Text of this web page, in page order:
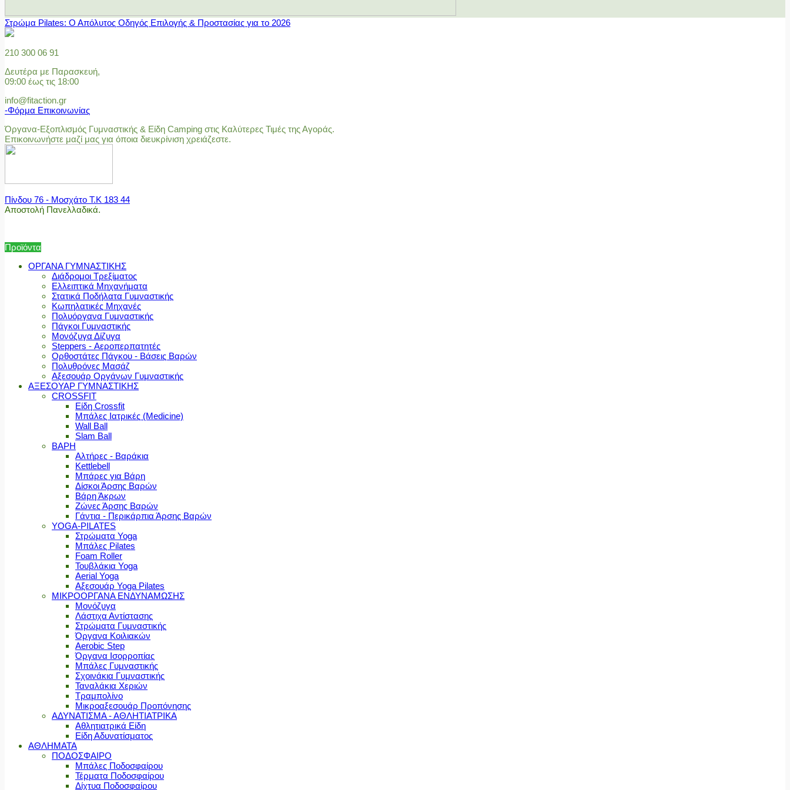
Στρώμα Pilates: Ο Απόλυτος Οδηγός Επιλογής & Προστασίας για το 2026
210 300 06 91
Δευτέρα με Παρασκευή,
09:00 έως τις 18:00
info@fitaction.gr
-Φόρμα Επικοινωνίας
Όργανα-Εξοπλισμός Γυμναστικής & Είδη Camping στις Καλύτερες Τιμές της Αγοράς.
Επικοινωνήστε μαζί μας για όποια διευκρίνιση χρειάζεστε.
Πίνδου 76 - Μοσχάτο Τ.Κ 183 44
Αποστολή Πανελλαδικά.
Προϊόντα
ΟΡΓΑΝΑ ΓΥΜΝΑΣΤΙΚΗΣ
Διάδρομοι Τρεξίματος
Ελλειπτικά Μηχανήματα
Στατικά Ποδήλατα Γυμναστικής
Κωπηλατικές Μηχανές
Πολυόργανα Γυμναστικής
Πάγκοι Γυμναστικής
Μονόζυγα Δίζυγα
Steppers - Αεροπερπατητές
Ορθοστάτες Πάγκου - Βάσεις Βαρών
Πολυθρόνες Μασάζ
Αξεσουάρ Οργάνων Γυμναστικής
ΑΞΕΣΟΥΑΡ ΓΥΜΝΑΣΤΙΚΗΣ
CROSSFIT
Είδη Crossfit
Μπάλες Ιατρικές (Medicine)
Wall Ball
Slam Ball
ΒΑΡΗ
Αλτήρες - Βαράκια
Kettlebell
Μπάρες για Βάρη
Δίσκοι Άρσης Βαρών
Βάρη Άκρων
Ζώνες Άρσης Βαρών
Γάντια - Περικάρπια Άρσης Βαρών
YOGA-PILATES
Στρώματα Yoga
Μπάλες Pilates
Foam Roller
Τουβλάκια Yoga
Aerial Yoga
Αξεσουάρ Yoga Pilates
ΜΙΚΡΟΟΡΓΑΝΑ ΕΝΔΥΝΑΜΩΣΗΣ
Μονόζυγα
Λάστιχα Αντίστασης
Στρώματα Γυμναστικής
Όργανα Κοιλιακών
Aerobic Step
Όργανα Ισορροπίας
Μπάλες Γυμναστικής
Σχοινάκια Γυμναστικής
Ταναλάκια Χεριών
Τραμπολίνο
Μικροαξεσουάρ Προπόνησης
ΑΔΥΝΑΤΙΣΜΑ - ΑΘΛΗΤΙΑΤΡΙΚΑ
Αθλητιατρικά Είδη
Είδη Αδυνατίσματος
ΑΘΛΗΜΑΤΑ
ΠΟΔΟΣΦΑΙΡΟ
Μπάλες Ποδοσφαίρου
Τέρματα Ποδοσφαίρου
Δίχτυα Ποδοσφαίρου